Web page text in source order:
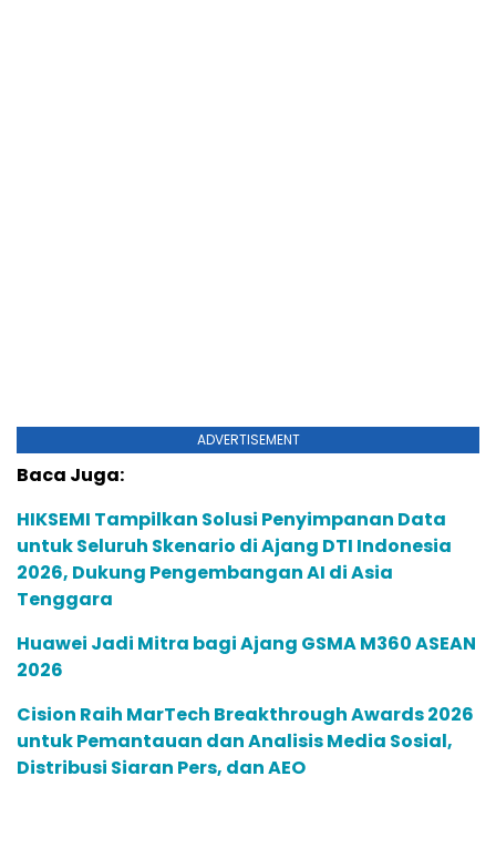
ADVERTISEMENT
Baca Juga:
HIKSEMI Tampilkan Solusi Penyimpanan Data
untuk Seluruh Skenario di Ajang DTI Indonesia
2026, Dukung Pengembangan AI di Asia
Tenggara
Huawei Jadi Mitra bagi Ajang GSMA M360 ASEAN
2026
Cision Raih MarTech Breakthrough Awards 2026
untuk Pemantauan dan Analisis Media Sosial,
Distribusi Siaran Pers, dan AEO